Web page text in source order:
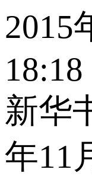
2015
18:18
新华
年11